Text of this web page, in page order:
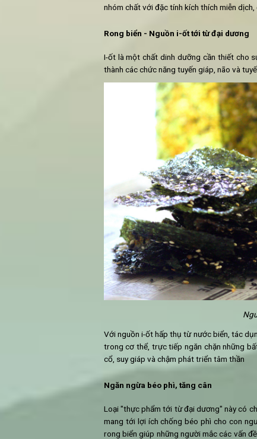
nguồn gốc từ rong biển, nhằm
2. Tác dụng của rong biển đối
Rong biển mang lại giá trị dinh
từ thực vật và động vật khác.
kali, selen, kẽm, iốt và sắt. Bên
Chất chống oxy hóa
Chất xơ
Vitamin A, B, C, E, K
Axit béo omega 3
Các axit amin thiết yếu
Chính những giá trị dinh
người.
Chống lại ung thư
Rong biển chứa các tác nhân
ung thư đại tràng và bệnh bạch
Rong biển - Nguồn i-ốt tới từ
I-ốt là một chất dinh dưỡng